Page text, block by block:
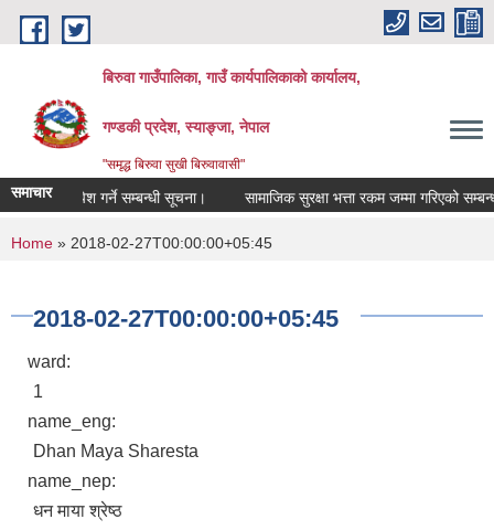
Skip to main content
बिरुवा गाउँपालिका, गाउँ कार्यपालिकाको कार्यालय,
गण्डकी प्रदेश, स्याङ्जा, नेपाल
"समृद्ध बिरुवा सुखी बिरुवावासी"
समाचार
दररेट पेश गर्ने सम्बन्धी सूचना। सामाजिक सुरक्षा भत्ता रकम जम्मा गरिएको सम्बन्धी
You are here
Home » 2018-02-27T00:00:00+05:45
2018-02-27T00:00:00+05:45
ward:
1
name_eng:
Dhan Maya Sharesta
name_nep:
धन माया श्रेष्ठ